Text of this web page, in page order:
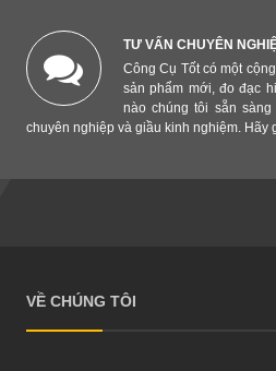
TƯ VẤN CHUYÊN
Công Cụ Tốt có một
sản phẩm mới, đo đạc
nào chúng tôi sẵn
chuyên nghiệp và giầu kinh nghiệm. Hãy
VỀ CHÚNG TÔI